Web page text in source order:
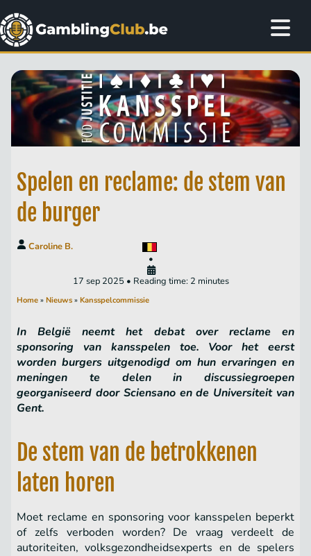
Spelen en reclame: de stem van
de burger
Caroline B.
•
17 sep 2025 • Reading time: 2 minutes
Home » Nieuws » Kansspelcommissie
In België neemt het debat over reclame en
sponsoring van kansspelen toe. Voor het eerst
worden burgers uitgenodigd om hun ervaringen en
meningen te delen in discussiegroepen
georganiseerd door Sciensano en de Universiteit van
Gent.
De stem van de betrokkenen
laten horen
Moet reclame en sponsoring voor kansspelen beperkt
of zelfs verboden worden? De vraag verdeelt de
autoriteiten, volksgezondheidsexperts en de spelers